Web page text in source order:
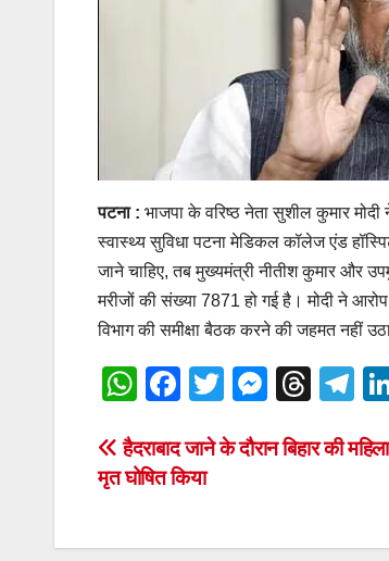
पटना : भाजपा के वरिष्ठ नेता सुशील कुमार
स्वास्थ्य सुविधा पटना मेडिकल कॉलेज एंड
जाने चाहिए, तब मुख्यमंत्री नीतीश कुमार और
मरीजों की संख्या 7871 हो गई है। मोदी ने
विभाग की समीक्षा बैठक करने की जहमत नहीं
W
at
s
F
c
e
T
tt
M
ss
T
e
T
e
Post
navigation
हैदराबाद जाने के दौरान बिहार की
मृत घोषित किया